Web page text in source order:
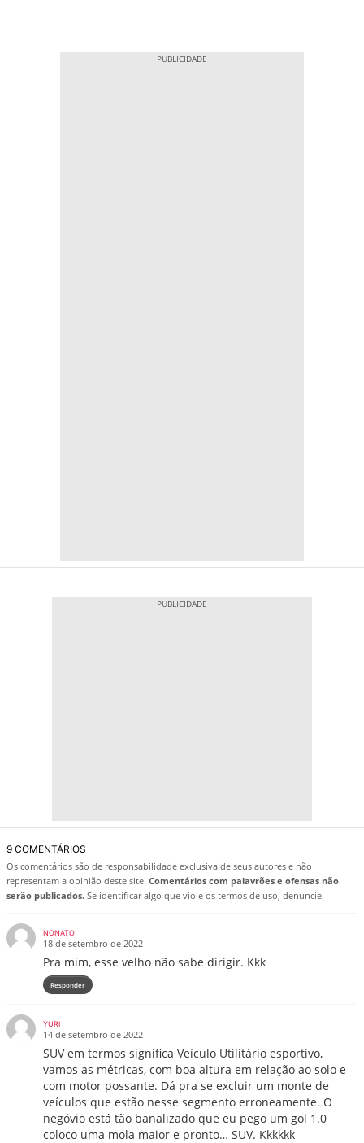
9 COMENTÁRIOS
Os comentários são de responsabilidade exclusiva de seus autores e não
representam a opinião deste site. Comentários com palavrões e ofensas não
serão publicados. Se identificar algo que viole os termos de uso, denuncie.
NONATO
18 de setembro de 2022
Pra mim, esse velho não sabe dirigir. Kkk
Responder
YURI
14 de setembro de 2022
SUV em termos significa Veículo Utilitário esportivo,
vamos as métricas, com boa altura em relação ao solo e
com motor possante. Dá pra se excluir um monte de
veículos que estão nesse segmento erroneamente. O
negóvio está tão banalizado que eu pego um gol 1.0
coloco uma mola maior e pronto… SUV. Kkkkkk